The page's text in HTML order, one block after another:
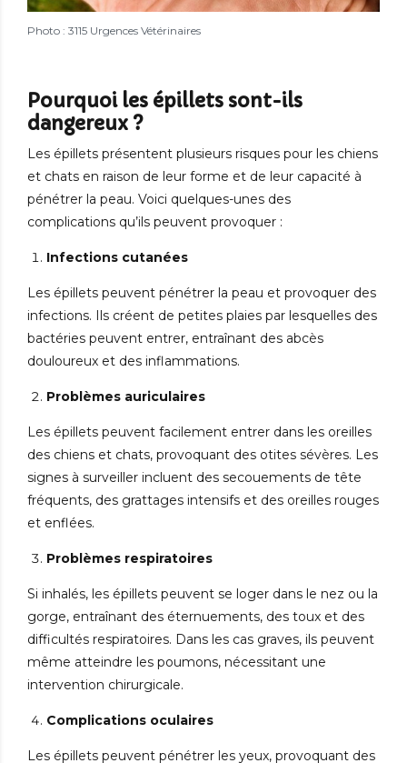
Photo : 3115 Urgences Vétérinaires
Pourquoi les épillets sont-ils
dangereux ?
Les épillets présentent plusieurs risques pour les chiens
et chats en raison de leur forme et de leur capacité à
pénétrer la peau. Voici quelques-unes des
complications qu’ils peuvent provoquer :
Infections cutanées
Les épillets peuvent pénétrer la peau et provoquer des
infections. Ils créent de petites plaies par lesquelles des
bactéries peuvent entrer, entraînant des abcès
douloureux et des inflammations.
Problèmes auriculaires
Les épillets peuvent facilement entrer dans les oreilles
des chiens et chats, provoquant des otites sévères. Les
signes à surveiller incluent des secouements de tête
fréquents, des grattages intensifs et des oreilles rouges
et enflées.
Problèmes respiratoires
Si inhalés, les épillets peuvent se loger dans le nez ou la
gorge, entraînant des éternuements, des toux et des
difficultés respiratoires. Dans les cas graves, ils peuvent
même atteindre les poumons, nécessitant une
intervention chirurgicale.
Complications oculaires
Les épillets peuvent pénétrer les yeux, provoquant des